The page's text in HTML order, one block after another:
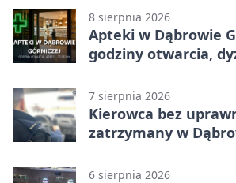
8 sierpnia 2026
Apteki w Dąbrowie
godziny otwarcia,
7 sierpnia 2026
Kierowca bez
zatrzymany w
6 sierpnia 2026